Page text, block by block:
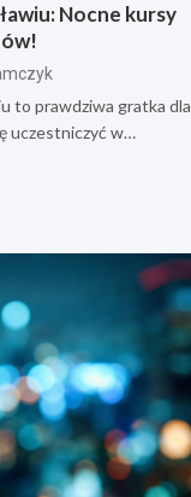
Nocne kursy
to prawdziwa gratka dla
uczestniczyć w…